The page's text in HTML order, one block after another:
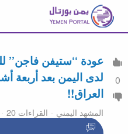
0
عودة ‘‘ستيفن فاجن’’
لدى اليمن بعد أربعة
العراق!!
المشهد اليمني القراءات 20